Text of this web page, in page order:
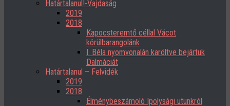
Határtalanul!-Vajdaság
2019
2018
Kapocsteremtő céllal Vácot
körülbarangolánk
I. Béla nyomvonalán karöltve bejártuk
Dalmáciát
Határtalanul – Felvidék
2019
2018
Élménybeszámoló Ipolysági utunkról